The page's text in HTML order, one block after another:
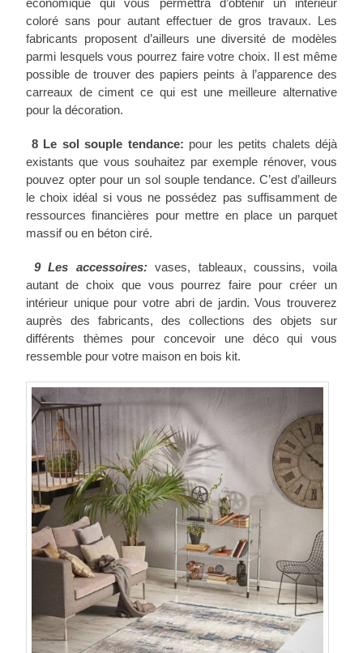
économique qui vous permettra d’obtenir un intérieur
coloré sans pour autant effectuer de gros travaux. Les
fabricants proposent d’ailleurs une diversité de modèles
parmi lesquels vous pourrez faire votre choix. Il est même
possible de trouver des papiers peints à l’apparence des
carreaux de ciment ce qui est une meilleure alternative
pour la décoration.
8 Le sol souple tendance: pour les petits chalets déjà
existants que vous souhaitez par exemple rénover, vous
pouvez opter pour un sol souple tendance. C’est d’ailleurs
le choix idéal si vous ne possédez pas suffisamment de
ressources financières pour mettre en place un parquet
massif ou en béton ciré.
9 Les accessoires: vases, tableaux, coussins, voila
autant de choix que vous pourrez faire pour créer un
intérieur unique pour votre abri de jardin. Vous trouverez
auprès des fabricants, des collections des objets sur
différents thèmes pour concevoir une déco qui vous
ressemble pour votre maison en bois kit.